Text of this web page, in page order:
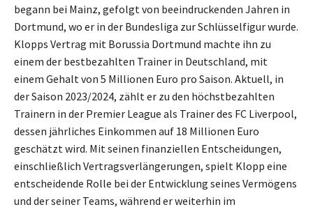
begann bei Mainz, gefolgt von beeindruckenden Jahren in
Dortmund, wo er in der Bundesliga zur Schlüsselfigur wurde.
Klopps Vertrag mit Borussia Dortmund machte ihn zu
einem der bestbezahlten Trainer in Deutschland, mit
einem Gehalt von 5 Millionen Euro pro Saison. Aktuell, in
der Saison 2023/2024, zählt er zu den höchstbezahlten
Trainern in der Premier League als Trainer des FC Liverpool,
dessen jährliches Einkommen auf 18 Millionen Euro
geschätzt wird. Mit seinen finanziellen Entscheidungen,
einschließlich Vertragsverlängerungen, spielt Klopp eine
entscheidende Rolle bei der Entwicklung seines Vermögens
und der seiner Teams, während er weiterhin im